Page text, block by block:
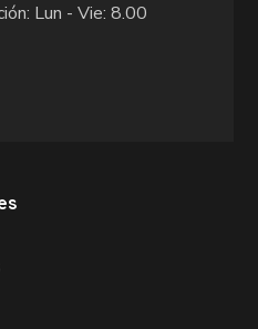
Lun - Vie: 8.00